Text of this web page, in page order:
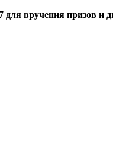
для вручения призов и